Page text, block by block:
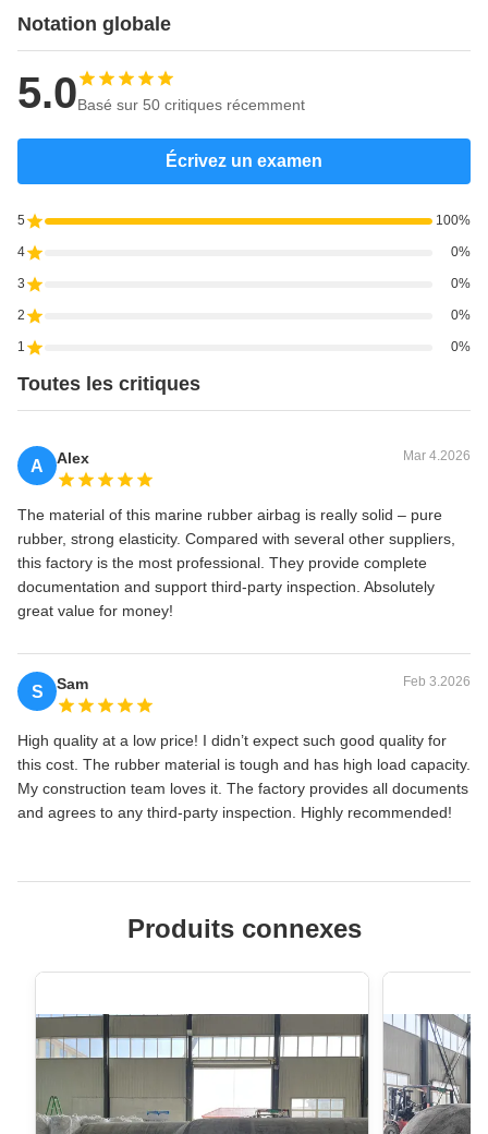
Notation globale
5.0Basé sur 50 critiques récemment
Écrivez un examen
5 100%
4 0%
3 0%
2 0%
1 0%
Toutes les critiques
A Alex Mar 4.2026
The material of this marine rubber airbag is really solid – pure
rubber, strong elasticity. Compared with several other suppliers,
this factory is the most professional. They provide complete
documentation and support third-party inspection. Absolutely
great value for money!
S Sam Feb 3.2026
High quality at a low price! I didn’t expect such good quality for
this cost. The rubber material is tough and has high load capacity.
My construction team loves it. The factory provides all documents
and agrees to any third-party inspection. Highly recommended!
Produits connexes